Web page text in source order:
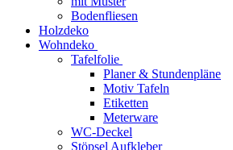
Bodenfliesen
Holzdeko
Wohndeko
Tafelfolie
Planer & Stundenpläne
Motiv Tafeln
Etiketten
Meterware
WC-Deckel
Stöpsel Aufkleber